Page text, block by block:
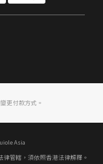
更付款方式。
Asia
管轄，須依照香港法律解釋。